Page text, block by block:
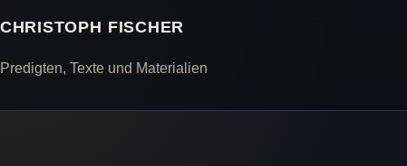
CHRISTOPH FISCHER
Predigten, Texte und Materialien